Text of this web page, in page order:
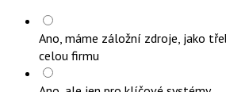
Ano, máme záložní zdroje, jako
celou firmu